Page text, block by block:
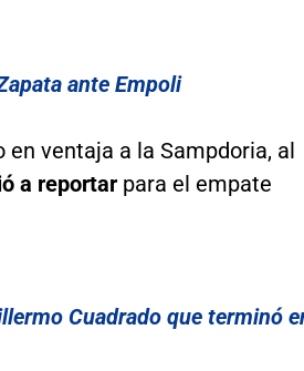
ante Empoli
en ventaja a la Sampdoria, al
a reportarpara el empate
Cuadrado que terminó